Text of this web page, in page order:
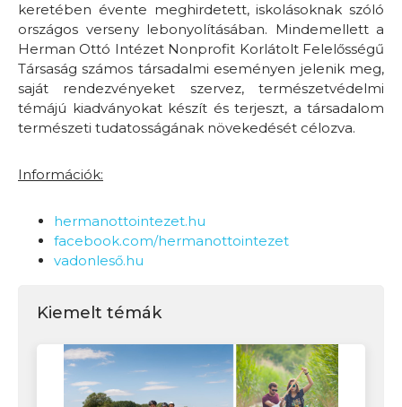
keretében évente meghirdetett, iskolásoknak szóló
országos verseny lebonyolításában. Mindemellett a
Herman Ottó Intézet Nonprofit Korlátolt Felelősségű
Társaság számos társadalmi eseményen jelenik meg,
saját rendezvényeket szervez, természetvédelmi
témájú kiadványokat készít és terjeszt, a társadalom
természeti tudatosságának növekedését célozva.
Információk:
hermanottointezet.hu
facebook.com/hermanottointezet
vadonleső.hu
Kiemelt témák